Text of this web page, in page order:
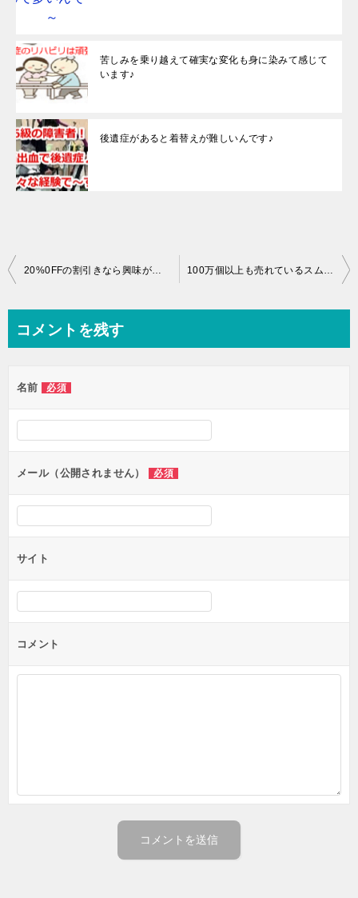
苦しみを乗り越えて確実な変化も身に染みて感じて
います♪
後遺症があると着替えが難しいんです♪
投
ビ
ー
シ
ン
20%0FFの割引きなら興味があるよね♪ 100万個以上も売れているスムージーって凄いですね♪
コメントを残す
名前 必須
メール（公開されません） 必須
サイト
コメント